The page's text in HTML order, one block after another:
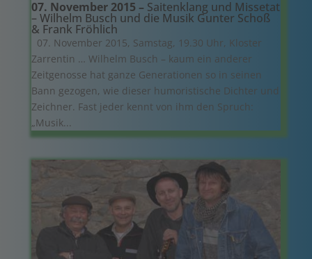
07. November 2015 – Saitenklang und Missetat
– Wilhelm Busch und die Musik Gunter Schoß
& Frank Fröhlich
07. November 2015, Samstag, 19.30 Uhr, Kloster
Zarrentin … Wilhelm Busch – kaum ein anderer
Zeitgenosse hat ganze Generationen so in seinen
Bann gezogen, wie dieser humoristische Dichter und
Zeichner. Fast jeder kennt von ihm den Spruch:
„Musik...